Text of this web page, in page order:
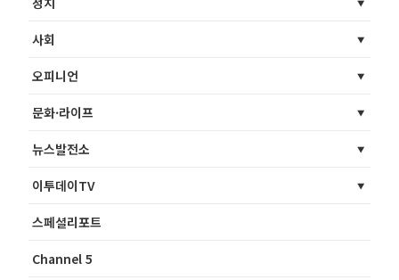
사회
오피니언
문화·라이프
뉴스발전소
이투데이TV
스페셜리포트
Channel 5